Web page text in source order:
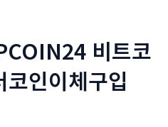
비트코
인이체구입